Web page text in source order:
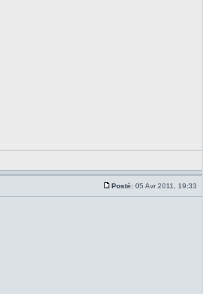
Posté: 05 Avr 2011, 19:33